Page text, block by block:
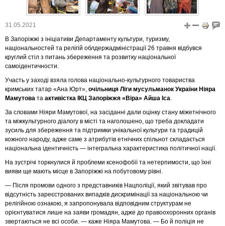
31.05.2021
В Запоріжжі з ініціативи Департаменту культури, туризму,
національностей та релігій облдержадміністрації 26 травня відбувся
круглий стіл з питань збереження та розвитку національної
самоідентичности.
Участь у заході взяла голова національно-культурного товариства
кримських татар «Ана Юрт», очільниця Ліги мусульманок України Ніяра
Мамутова та активістка ІКЦ Запоріжжя «Віра» Айша Іса.
За словами Ніяри Мамутової, на засіданні дали оцінку стану міжетнічного
та міжкультурного діалогу в місті та наголошено, що треба докладати
зусиль для збереження та підтримки унікальної культури та традицій
кожного народу, адже саме з атрибутів етнічних спільнот складається
національна ідентичність — інтегральна характеристика політичної нації.
На зустрічі торкнулися й проблеми ксенофобії та нетерпимости, що їхні
вияви ще мають місце в Запоріжжі на побутовому рівні.
— Після промови одного з представників Нацполіції, який звітував про
відсутність зареєстрованих випадків дискримінації за національною чи
релігійною ознакою, я запропонувала відповідним структурам не
орієнтуватися лише на заяви громадян, адже до правоохоронних органів
звертаються не всі особи. — каже Ніяра Мамутова. — Бо й поліція не